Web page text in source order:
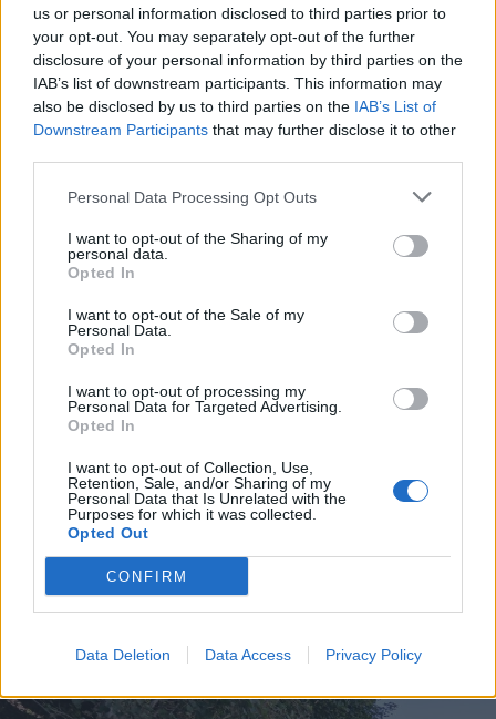
us or personal information disclosed to third parties prior to
your opt-out. You may separately opt-out of the further
disclosure of your personal information by third parties on the
IAB’s list of downstream participants. This information may
also be disclosed by us to third parties on the IAB’s List of
Downstream Participants that may further disclose it to other
Personal Data Processing Opt Outs
I want to opt-out of the Sharing of my
personal data.
Opted In
I want to opt-out of the Sale of my
Personal Data.
Opted In
I want to opt-out of processing my
Personal Data for Targeted Advertising.
Opted In
I want to opt-out of Collection, Use,
Retention, Sale, and/or Sharing of my
Personal Data that Is Unrelated with the
Purposes for which it was collected.
Opted Out
CONFIRM
Data Deletion Data Access Privacy Policy
2026. augusztus 06., csütörtök
Két csíki községben is elkezdték a
vezetéképítést
2026. augusztus 05., szerda
Jogosítvány nélkül, ittasan hajtott
háznak egy csíkszeredai férfi